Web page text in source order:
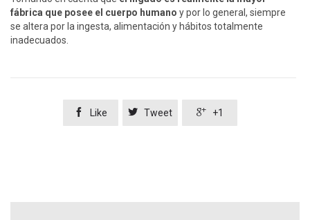
fábrica que posee el cuerpo humano y por lo general, siempre
se altera por la ingesta, alimentación y hábitos totalmente
inadecuados.
 Like  Tweet  +1